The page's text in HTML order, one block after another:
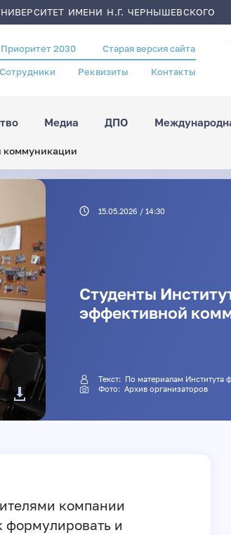
ИМЕНИ Н.Г. ЧЕРНЫШЕВСКОГО
Приоритет 2030 Старая версия сайта
Сотрудники Реквизиты Контакты
Медиа ДПО
коммуникации
15.05.2026 / 14:30
Студенты
эффективной
Текст: По материалам
Фото: Архив организаторов
компании
формулировать и